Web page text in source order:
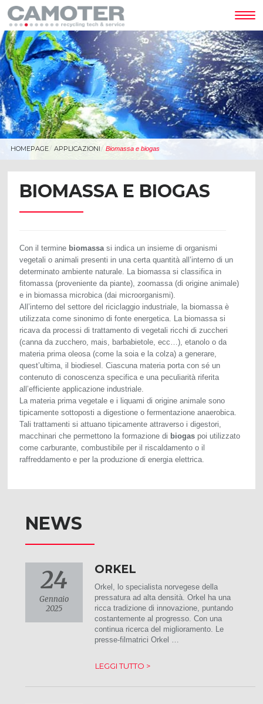
HOMEPAGE APPLICAZIONI Biomassa e biogas
BIOMASSA E BIOGAS
Con il termine biomassasi indica un insieme di organismi
vegetali o animali presenti in una certa quantità all’interno di un
determinato ambiente naturale. La biomassa si classifica in
fitomassa (proveniente da piante), zoomassa (di origine animale)
e in biomassa microbica (dai microorganismi).
All’interno del settore del riciclaggio industriale, la biomassa è
utilizzata come sinonimo di fonte energetica. La biomassa si
ricava da processi di trattamento di vegetali ricchi di zuccheri
(canna da zucchero, mais, barbabietole, ecc…), etanolo o da
materia prima oleosa (come la soia e la colza) a generare,
quest’ultima, il biodiesel. Ciascuna materia porta con sé un
contenuto di conoscenza specifica e una peculiarità riferita
all’efficiente applicazione industriale.
La materia prima vegetale e i liquami di origine animale sono
tipicamente sottoposti a digestione o fermentazione anaerobica.
Tali trattamenti si attuano tipicamente attraverso i digestori,
macchinari che permettono la formazione di biogas poi utilizzato
come carburante, combustibile per il riscaldamento o il
raffreddamento e per la produzione di energia elettrica.
NEWS
24
Gennaio
2025
ORKEL
Orkel, lo specialista norvegese della
pressatura ad alta densità. Orkel ha una
ricca tradizione di innovazione, puntando
costantemente al progresso. Con una
continua ricerca del miglioramento. Le
presse-filmatrici Orkel …
LEGGI TUTTO >